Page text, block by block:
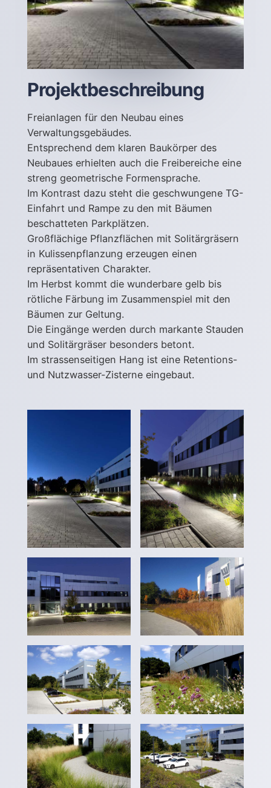
Projektbeschreibung
Freianlagen für den Neubau eines
Verwaltungsgebäudes.
Entsprechend dem klaren Baukörper des
Neubaues erhielten auch die Freibereiche eine
streng geometrische Formensprache.
Im Kontrast dazu steht die geschwungene TG-
Einfahrt und Rampe zu den mit Bäumen
beschatteten Parkplätzen.
Großflächige Pflanzflächen mit Solitärgräsern
in Kulissenpflanzung erzeugen einen
repräsentativen Charakter.
Im Herbst kommt die wunderbare gelb bis
rötliche Färbung im Zusammenspiel mit den
Bäumen zur Geltung.
Die Eingänge werden durch markante Stauden
und Solitärgräser besonders betont.
Im strassenseitigen Hang ist eine Retentions-
und Nutzwasser-Zisterne eingebaut.